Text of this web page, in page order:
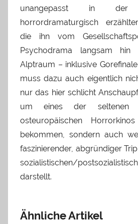
unangepasst in der
horrordramaturgisch
die ihn vom
Psychodrama langsam hin
Alptraum – inklusive
muss dazu auch eigentlich
nur das hier schlicht
um eines der seltenen
osteuropäischen
bekommen, sondern auch
faszinierender, abgründiger
sozialistischen/
darstellt.
Ähnliche Artikel